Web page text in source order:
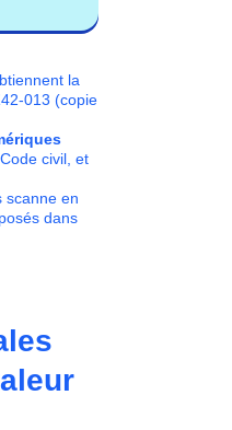
la
013 (copie
civil, et
scanne en
dans